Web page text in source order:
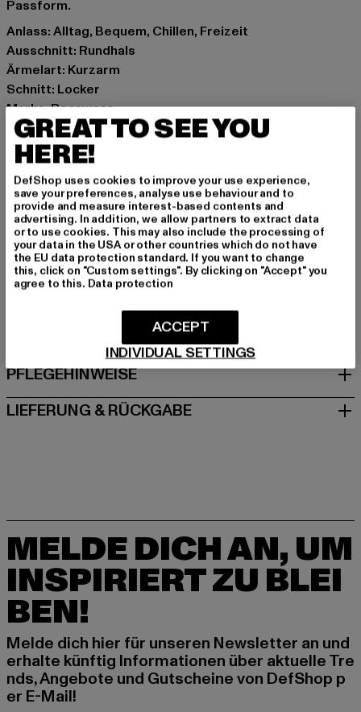
Passform.
Anlass: Alltag, Bequem, Chillen, Freizeit
Ausschnitt: Rundhals
Ärmelart: Kurzarm
Schnitt: Locker
Marke: Rocawear
Kat.: T-Shirts
Farbe: weiß
Hersteller Farbe: white
Materialzusammensetzung: 100% Baumwolle
Art.Nr: RWTS073T-00220
Hersteller: TB International GmbH |info@tbint.de
Dr.-Robert-Murjahn-Straße 7 | 64372 Ober-Ramstadt |
DE
GRÖSSE & PASSFORM
PFLEGEHINWEISE
LIEFERUNG & RÜCKGABE
MELDE DICH AN, UM
INSPIRIERT ZU BLEI
BEN!
Melde dich hier für unseren Newsletter an und
erhalte künftig Informationen über aktuelle Tre
nds, Angebote und Gutscheine von DefShop p
er E-Mail!
GREAT TO SEE YOU
HERE!
DefShop uses cookies to improve your use experience,
save your preferences, analyse use behaviour and to
provide and measure interest-based contents and
advertising. In addition, we allow partners to extract data
or to use cookies. This may also include the processing of
your data in the USA or other countries which do not have
the EU data protection standard. If you want to change
this, click on "Custom settings". By clicking on "Accept" you
agree to this. Data protection
INDIVIDUAL SETTINGS
ACCEPT